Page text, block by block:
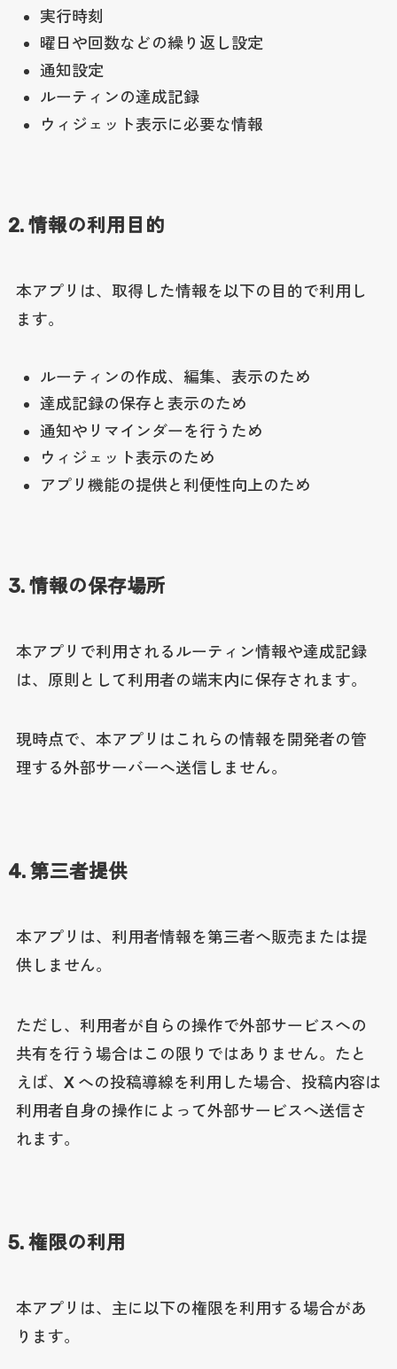
実行時刻
曜日や回数などの繰り返し設定
通知設定
ルーティンの達成記録
ウィジェット表示に必要な情報
2. 情報の利用目的
本アプリは、取得した情報を以下の目的で利用し
ます。
ルーティンの作成、編集、表示のため
達成記録の保存と表示のため
通知やリマインダーを行うため
ウィジェット表示のため
アプリ機能の提供と利便性向上のため
3. 情報の保存場所
本アプリで利用されるルーティン情報や達成記録
は、原則として利用者の端末内に保存されます。
現時点で、本アプリはこれらの情報を開発者の管
理する外部サーバーへ送信しません。
4. 第三者提供
本アプリは、利用者情報を第三者へ販売または提
供しません。
ただし、利用者が自らの操作で外部サービスへの
共有を行う場合はこの限りではありません。たと
えば、X への投稿導線を利用した場合、投稿内容は
利用者自身の操作によって外部サービスへ送信さ
れます。
5. 権限の利用
本アプリは、主に以下の権限を利用する場合があ
ります。